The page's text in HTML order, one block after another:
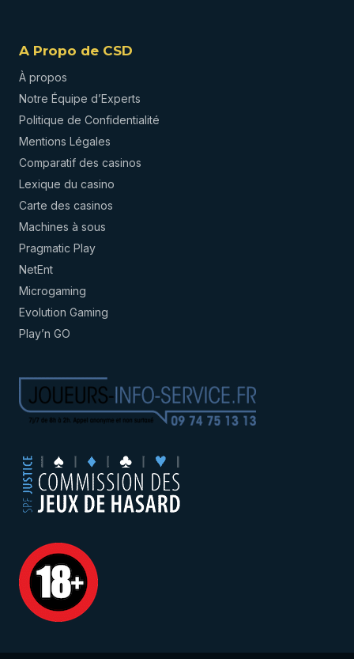
A Propo de CSD
À propos
Notre Équipe d’Experts
Politique de Confidentialité
Mentions Légales
Comparatif des casinos
Lexique du casino
Carte des casinos
Machines à sous
Pragmatic Play
NetEnt
Microgaming
Evolution Gaming
Play’n GO